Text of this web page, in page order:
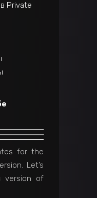
в Private
for the
Let’s
version of